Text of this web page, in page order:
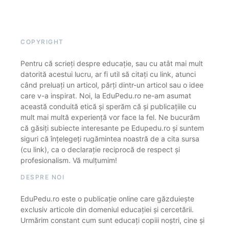
COPYRIGHT
Pentru că scrieți despre educație, sau cu atât mai mult
datorită acestui lucru, ar fi util să citați cu link, atunci
când preluați un articol, părți dintr-un articol sau o idee
care v-a inspirat. Noi, la EduPedu.ro ne-am asumat
această conduită etică și sperăm că și publicațiile cu
mult mai multă experiență vor face la fel. Ne bucurăm
că găsiți subiecte interesante pe Edupedu.ro și suntem
siguri că înțelegeți rugămintea noastră de a cita sursa
(cu link), ca o declarație reciprocă de respect și
profesionalism. Vă mulțumim!
DESPRE NOI
EduPedu.ro este o publicație online care găzduiește
exclusiv articole din domeniul educației și cercetării.
Urmărim constant cum sunt educați copiii noștri, cine și